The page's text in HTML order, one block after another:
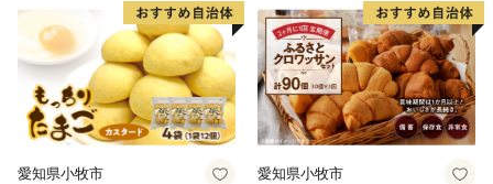
愛知県小牧市 愛知県小牧市